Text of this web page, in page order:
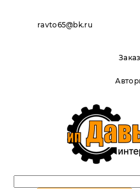
ravto65@bk.ru